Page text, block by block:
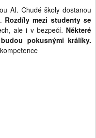
AI. Chudé školy dostanou
Rozdíly mezi studenty se
ale i v bezpečí. Některé
pokusnými králíky.